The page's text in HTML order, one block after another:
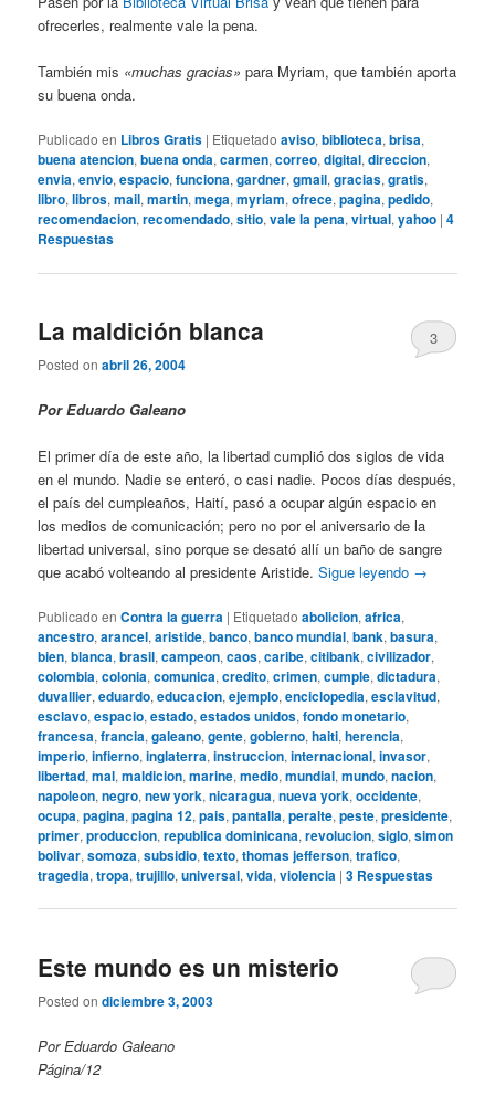
ofrecerles, realmente vale la pena.
También mis «muchas gracias» para Myriam, que también aporta
su buena onda.
Publicado en Libros Gratis | Etiquetado aviso,biblioteca,brisa,
buena atencion,buena onda,carmen,correo,digital,direccion,
envia,envio,espacio,funciona,gardner,gmail,gracias,gratis,
libro,libros,mail,martin,mega,myriam,ofrece,pagina,pedido,
recomendacion,recomendado,sitio,vale la pena,virtual,yahoo |4
Respuestas
La maldición blanca
Posted onabril 26, 2004
3
Por Eduardo Galeano
El primer día de este año, la libertad cumplió dos siglos de vida
en el mundo. Nadie se enteró, o casi nadie. Pocos días después,
el país del cumpleaños, Haití, pasó a ocupar algún espacio en
los medios de comunicación; pero no por el aniversario de la
libertad universal, sino porque se desató allí un baño de sangre
que acabó volteando al presidente Aristide.Sigue leyendo →
Publicado en Contra la guerra | Etiquetado abolicion,africa,
ancestro,arancel,aristide,banco,banco mundial,bank,basura,
bien,blanca,brasil,campeon,caos,caribe,citibank,civilizador,
colombia,colonia,comunica,credito,crimen,cumple,dictadura,
duvallier,eduardo,educacion,ejemplo,enciclopedia,esclavitud,
esclavo,espacio,estado,estados unidos,fondo monetario,
francesa,francia,galeano,gente,gobierno,haiti,herencia,
imperio,infierno,inglaterra,instruccion,internacional,invasor,
libertad,mal,maldicion,marine,medio,mundial,mundo,nacion,
napoleon,negro,new york,nicaragua,nueva york,occidente,
ocupa,pagina,pagina 12,pais,pantalla,peralte,peste,presidente,
primer,produccion,republica dominicana,revolucion,siglo,simon
bolivar,somoza,subsidio,texto,thomas jefferson,trafico,
tragedia,tropa,trujillo,universal,vida,violencia |3 Respuestas
Este mundo es un misterio
Posted ondiciembre 3, 2003
Por Eduardo Galeano
Página/12